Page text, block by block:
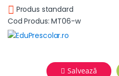
Produs standard
Cod Produs: MT06-w
Salvează